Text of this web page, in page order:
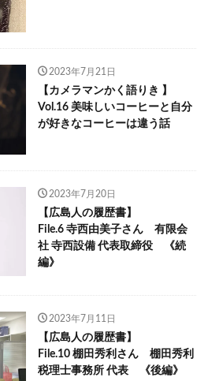
2023年7月21日
【カメラマンかく語りき 】
Vol.16 美味しいコーヒーと自分
が好きなコーヒーは違う話
2023年7月20日
【広島人の履歴書】
File.6 寺西由美子さん 有限会
社 寺西設備 代表取締役 《続
編》
2023年7月11日
【広島人の履歴書】
File.10 棚田秀利さん 棚田秀利
税理士事務所 代表 《後編》